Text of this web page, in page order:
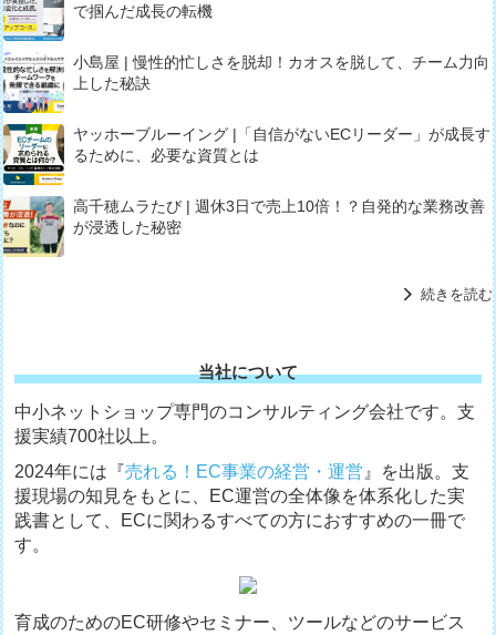
で掴んだ成長の転機
小島屋 | 慢性的忙しさを脱却！カオスを脱して、チーム力向
上した秘訣
ヤッホーブルーイング |「自信がないECリーダー」が成長す
るために、必要な資質とは
高千穂ムラたび | 週休3日で売上10倍！？自発的な業務改善
が浸透した秘密
続きを読む
当社について
中小ネットショップ専門のコンサルティング会社です。支
援実績700社以上。
2024年には『売れる！EC事業の経営・運営 』を出版。支
援現場の知見をもとに、EC運営の全体像を体系化した実
践書として、ECに関わるすべての方におすすめの一冊で
す。
育成のためのEC研修やセミナー、ツールなどのサービス